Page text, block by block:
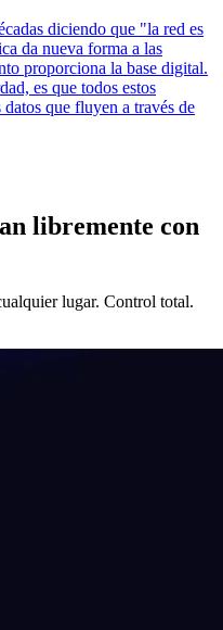
diciendo que "la red es
da nueva forma a las
proporciona la base digital.
es que todos estos
que fluyen a través de
libremente con
lugar. Control total.